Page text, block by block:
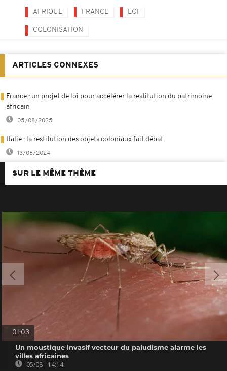
AFRIQUE FRANCE LOI
COLONISATION
ARTICLES CONNEXES
France : un projet de loi pour accélérer la restitution du patrimoine
africain
05/08/2025
Italie : la restitution des objets coloniaux fait débat
13/08/2024
SUR LE MÊME THÈME
01:03
Un moustique invasif vecteur du paludisme alarme les
villes africaines
05/08 - 14:14